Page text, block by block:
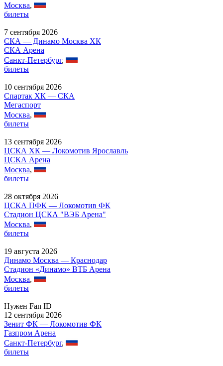
Москва,
билеты
7 сентября 2026
СКА — Динамо Москва ХК
СКА Арена
Санкт-Петербург,
билеты
10 сентября 2026
Спартак ХК — СКА
Мегаспорт
Москва,
билеты
13 сентября 2026
ЦСКА ХК — Локомотив Ярославль
ЦСКА Арена
Москва,
билеты
28 октября 2026
ЦСКА ПФК — Локомотив ФК
Стадион ЦСКА "ВЭБ Арена"
Москва,
билеты
19 августа 2026
Динамо Москва — Краснодар
Стадион «Динамо» ВТБ Арена
Москва,
билеты
Нужен Fan ID
12 сентября 2026
Зенит ФК — Локомотив ФК
Газпром Арена
Санкт-Петербург,
билеты